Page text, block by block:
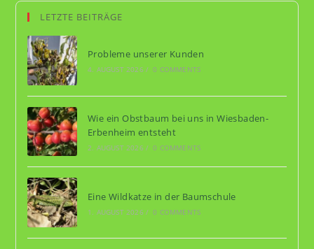
LETZTE BEITRÄGE
Probleme unserer Kunden
4. AUGUST 2026 / 0 COMMENTS
Wie ein Obstbaum bei uns in Wiesbaden-
Erbenheim entsteht
2. AUGUST 2026 / 0 COMMENTS
Eine Wildkatze in der Baumschule
1. AUGUST 2026 / 0 COMMENTS